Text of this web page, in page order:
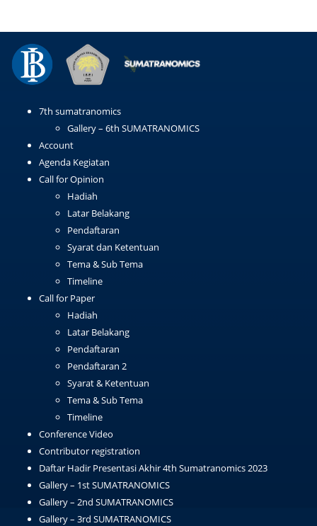
7th sumatranomics
Gallery – 6th SUMATRANOMICS
Account
Agenda Kegiatan
Call for Opinion
Hadiah
Latar Belakang
Pendaftaran
Syarat dan Ketentuan
Tema & Sub Tema
Timeline
Call for Paper
Hadiah
Latar Belakang
Pendaftaran
Pendaftaran 2
Syarat & Ketentuan
Tema & Sub Tema
Timeline
Conference Video
Contributor registration
Daftar Hadir Presentasi Akhir 4th Sumatranomics 2023
Gallery – 1st SUMATRANOMICS
Gallery – 2nd SUMATRANOMICS
Gallery – 3rd SUMATRANOMICS